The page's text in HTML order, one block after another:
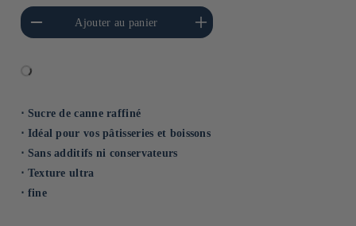
quantité de Default
Title
Ajouter au panier
Augmenter la quantité de
Default Title
⋅ Sucre de canne raffiné
⋅ Idéal pour vos pâtisseries et boissons
⋅ Sans additifs ni conservateurs
⋅ Texture ultra
⋅ fine